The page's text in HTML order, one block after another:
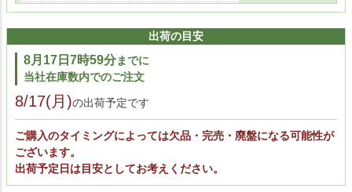
ターコイズ/レッド ×
ダークブルー ×
ホワイト 1
ブルー/ホワイト
出荷の目安
8月17日7時59分までに
当社在庫数内でのご注文
8/17(月)の出荷予定です
ご購入のタイミングによっては欠品・完売・廃盤になる可能性が
ございます。
出荷予定日は目安としてお考えください。